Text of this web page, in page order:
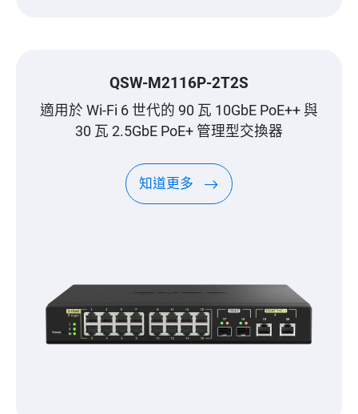
QSW-M2116P-2T2S
適用於 Wi-Fi 6 世代的 90 瓦 10GbE PoE++ 與
30 瓦 2.5GbE PoE+ 管理型交換器
知道更多